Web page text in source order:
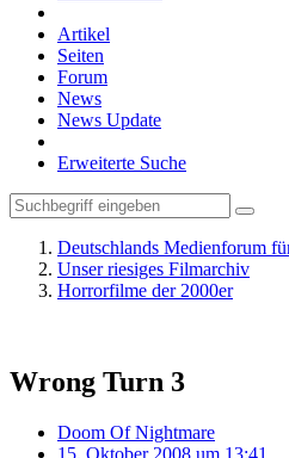
Artikel
Seiten
Forum
News
News Update
Erweiterte Suche
Deutschlands Medienforum
Unser riesiges Filmarchiv
Horrorfilme der 2000er
Wrong Turn 3
Doom Of Nightmare
15. Oktober 2008 um 13:41